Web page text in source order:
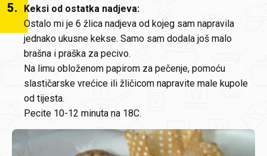
5.
Keksi od ostatka nadjeva:
Ostalo mi je 6 žlica nadjeva od kojeg sam napravila
jednako ukusne kekse. Samo sam dodala još malo
brašna i praška za pecivo.
Na limu obloženom papirom za pečenje, pomoću
slastičarske vrećice ili žličicom napravite male kupole
od tijesta.
Pecite 10-12 minuta na 18C.